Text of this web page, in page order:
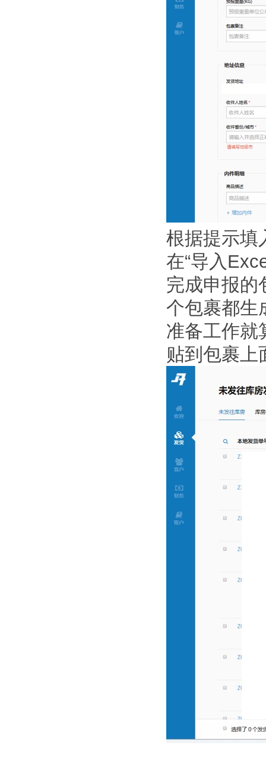
根据提示填
在“导入
完成申报的
个包裹都生
准备工作就
贴到包裹上